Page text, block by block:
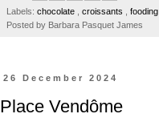
o
o
k
e
r
e
s
Labels: chocolate croissants fooding
Posted by Barbara Pasquet James
26 December 2024
Place Vendôme